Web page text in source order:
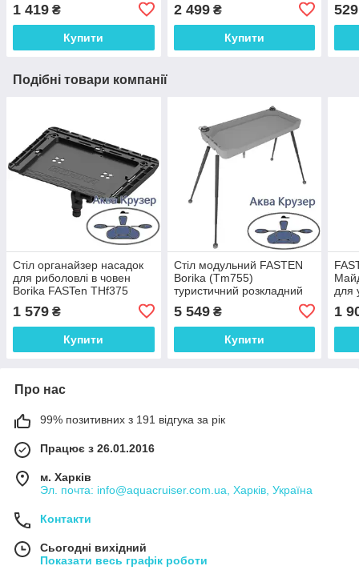
1 419 ₴
Купити
2 499₴
Купити
529
Подібні товари компанії
Стіл органайзер насадок
для риболовлі в човен
Borika FASTen THf375
1 579 ₴
Купити
Стіл модульний FASTEN
Borika (Tm755)
туристичний розкладний
телескопічними ніжками
800 мм
5 549₴
Купити
для
1
Про нас
99% позитивних з 191 відгука за рік
Працює з 26.01.2016
м. Харків
Эл. почта: info@aquacruiser.com.ua, Харків, Україна
Контакти
Сьогодні вихідний
Показати весь графік роботи